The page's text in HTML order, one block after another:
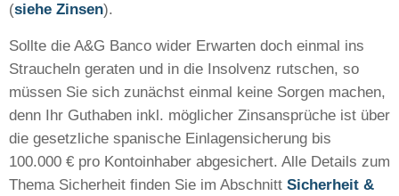
(siehe Zinsen).
Sollte die A&G Banco wider Erwarten doch einmal ins
Straucheln geraten und in die Insolvenz rutschen, so
müssen Sie sich zunächst einmal keine Sorgen machen,
denn Ihr Guthaben inkl. möglicher Zinsansprüche ist über
die gesetzliche spanische Einlagensicherung bis
100.000 € pro Kontoinhaber abgesichert. Alle Details zum
Thema Sicherheit finden Sie im Abschnitt Sicherheit &